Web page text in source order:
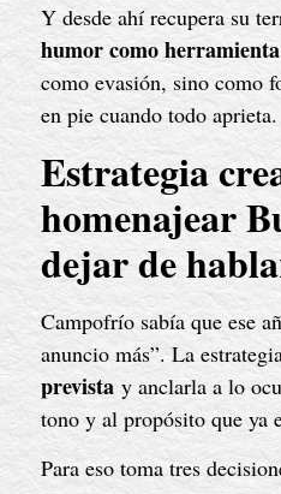
Y desde ahí recupera su
humor como
como evasión, sino como
en pie cuando todo aprieta.
Estrategia
homenajear
dejar de
Campofrío sabía que ese
anuncio más”. La
prevista y anclarla a lo
tono y al propósito que ya
Para eso toma tres